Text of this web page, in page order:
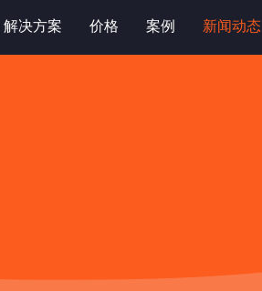
解决方案 价格 案例 新闻动态